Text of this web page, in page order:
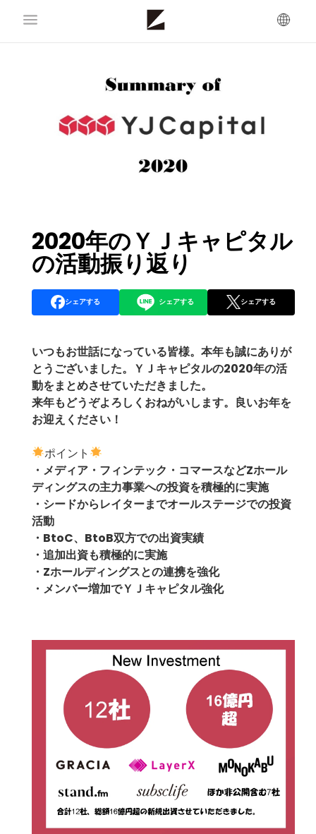
2020年のＹＪキャピタル
の活動振り返り
シェアする シェアする シェアする
いつもお世話になっている皆様。本年も誠にありが
とうございました。ＹＪキャピタルの2020年の活
動をまとめさせていただきました。
来年もどうぞよろしくおねがいします。良いお年を
お迎えください！
ポイント
・メディア・フィンテック・コマースなどZホール
ディングスの主力事業への投資を積極的に実施
・シードからレイターまでオールステージでの投資
活動
・BtoC、BtoB双方での出資実績
・追加出資も積極的に実施
・Zホールディングスとの連携を強化
・メンバー増加でＹＪキャピタル強化